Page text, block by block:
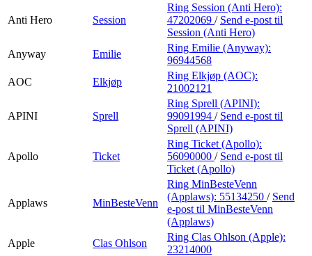
Anti Hero Session
Ring Session (Anti Hero):
47202069 / Send e-post til
Session (Anti Hero)
Anyway
Emilie
Ring Emilie (Anyway):
96944568
AOC
Elkjøp
Ring Elkjøp (AOC):
21002121
APINI Sprell
Ring Sprell (APINI):
99091994 / Send e-post til
Sprell (APINI)
Apollo Ticket
Ring Ticket (Apollo):
56090000 / Send e-post til
Ticket (Apollo)
Applaws MinBesteVenn
Ring MinBesteVenn
(Applaws): 55134250 / Send
e-post til MinBesteVenn
(Applaws)
Apple
Clas Ohlson
Ring Clas Ohlson (Apple):
23214000